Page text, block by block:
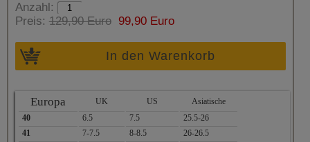
Anzahl:
Preis: 129,90 Euro99,90 Euro
In den Warenkorb
Europa UK US
Asiatische
40
6.5 7.5
25.5-26
41
7-7.5 8-8.5
26-26.5